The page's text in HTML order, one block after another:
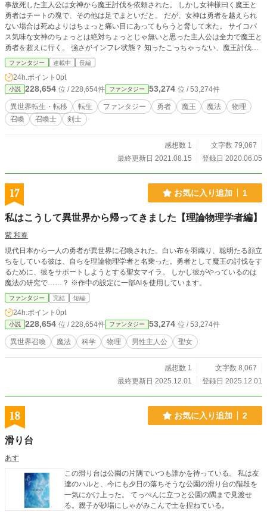
事故死した主人公は女神から魔王討伐を依頼された。 しかし女神様曰く魔王と
勇者はチートの塊で、その他は足でまといだと。 だが、女神は勇者を越えられ
ない場合は死ぬよりはちょっと痛い目にあってもらうと脅して来た。 サイコパ
ス気味な女神のちょっとは絶対ちょっとじゃ無いと思った主人公は全力で魔王と
勇者を超えに行く。 強さがインフレ状態？ 知ったこっちゃっない、魔王討伐は
インフレ前提！ スローライフ？無自覚？ 否、ハードライフ！超自覚！ 今ここに
プレイヤーの女神とオートキャラの化け物志願者が行く！ 久しぶりに投稿を再
開しました！
ファンタジー 連載中 長編
24h.ポイント 0pt
小説 228,654 位 / 228,654件 ファンタジー 53,274 位 / 53,274件
異世界転生・転移 転生 ファンタジー 勇者 魔王 魔法
物理
召喚
召喚士 剣士
感想数 1
文字数 79,067
最終更新日 2021.08.15
登録日 2020.06.05
17 お気に入り追加 1
私はこうして異世界から帰ってきました【理論物理学者編】
紫 和春
現代日本から一人の勇者が異世界に召喚された。白い布を羽織り、聡明たる顔立
ちをしている彼は、自らを理論物理学者と名乗った。勇者として魔王の討伐をす
るために、彼をサポートしようとする聖女マイラ。 しかし彼がやっているのは
魔法の研究で……？ ※作中の設定に一部AIを使用しています。
ファンタジー 完結 短編
24h.ポイント 0pt
小説 228,654 位 / 228,654件 ファンタジー 53,274 位 / 53,274件
異世界召喚 魔法 科学 物理 男性主人公 聖女
感想数 1
文字数 8,067
最終更新日 2025.12.01
登録日 2025.12.01
18 お気に入り追加 2
滑り台
あす
この滑り台は公園の片隅でいつも誰かを待っている。 私は友
達のハルと、今にも夕日の落ちそうな公園の滑り台の階段を
一気にかけ上った。 てっぺんに立つと公園の隅まで見渡せ
る。親子が砂場にしゃがみこんで土を捏ねている。